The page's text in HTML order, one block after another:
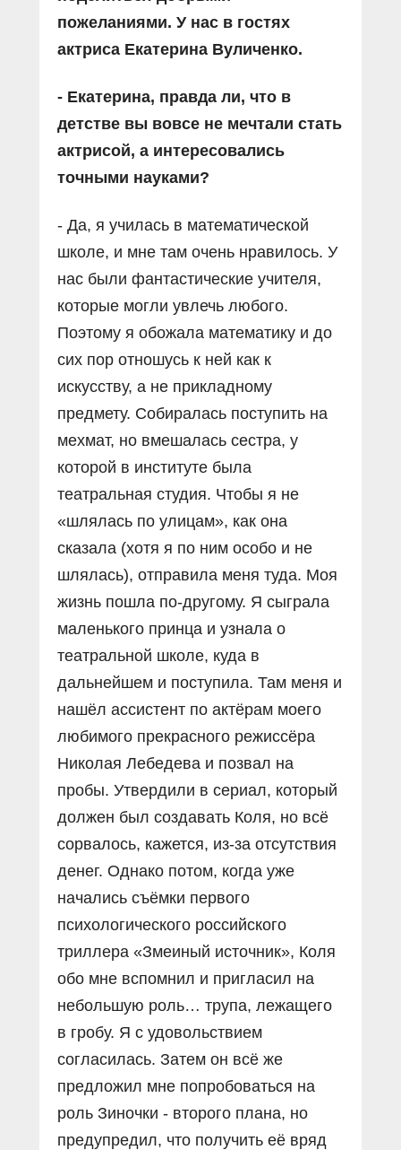
пожеланиями. У нас в гостях
актриса Екатерина Вуличенко.
- Екатерина, правда ли, что в
детстве вы вовсе не мечтали стать
актрисой, а интересовались
точными науками?
- Да, я училась в математической
школе, и мне там очень нравилось. У
нас были фантастические учителя,
которые могли увлечь любого.
Поэтому я обожала математику и до
сих пор отношусь к ней как к
искусству, а не прикладному
предмету. Собиралась поступить на
мехмат, но вмешалась сестра, у
которой в институте была
театральная студия. Чтобы я не
«шлялась по улицам», как она
сказала (хотя я по ним особо и не
шлялась), отправила меня туда. Моя
жизнь пошла по-другому. Я сыграла
маленького принца и узнала о
театральной школе, куда в
дальнейшем и поступила. Там меня и
нашёл ассистент по актёрам моего
любимого прекрасного режиссёра
Николая Лебедева и позвал на
пробы. Утвердили в сериал, который
должен был создавать Коля, но всё
сорвалось, кажется, из-за отсутствия
денег. Однако потом, когда уже
начались съёмки первого
психологического российского
триллера «Змеиный источник», Коля
обо мне вспомнил и пригласил на
небольшую роль… трупа, лежащего
в гробу. Я с удовольствием
согласилась. Затем он всё же
предложил мне попробоваться на
роль Зиночки - второго плана, но
предупредил, что получить её вряд